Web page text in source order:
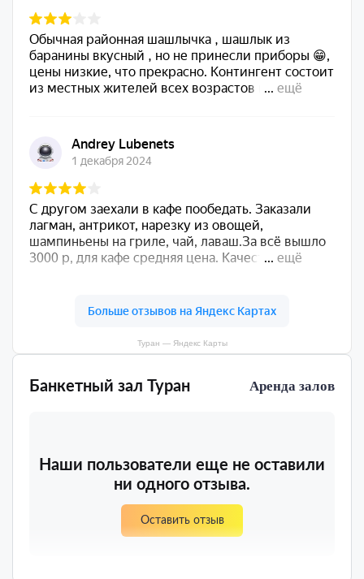
Банкетный зал Туран Аренда залов
Наши пользователи еще не оставили
ни одного отзыва.
Оставить отзыв
Туран — Яндекс Карты